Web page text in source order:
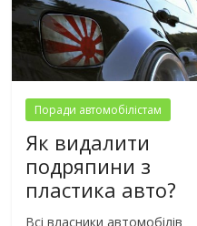
Поради автомобілістам
Як видалити
подряпини з
пластика авто?
Всі власники автомобілів